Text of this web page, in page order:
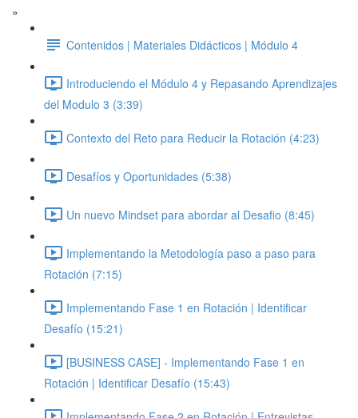
»
Contenidos | Materiales Didácticos | Módulo 4
Introduciendo el Módulo 4 y Repasando Aprendizajes
del Modulo 3 (3:39)
Contexto del Reto para Reducir la Rotación (4:23)
Desafíos y Oportunidades (5:38)
Un nuevo Mindset para abordar al Desafio (8:45)
Implementando la Metodología paso a paso para
Rotación (7:15)
Implementando Fase 1 en Rotación | Identificar
Desafío (15:21)
[BUSINESS CASE] - Implementando Fase 1 en
Rotación | Identificar Desafío (15:43)